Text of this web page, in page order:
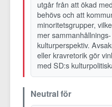
utgår från att ökad
behövs och att
minoritetsgrupper,
mer
kulturperspektiv.
eller kravretorik gör
med SD:s
Neutral för